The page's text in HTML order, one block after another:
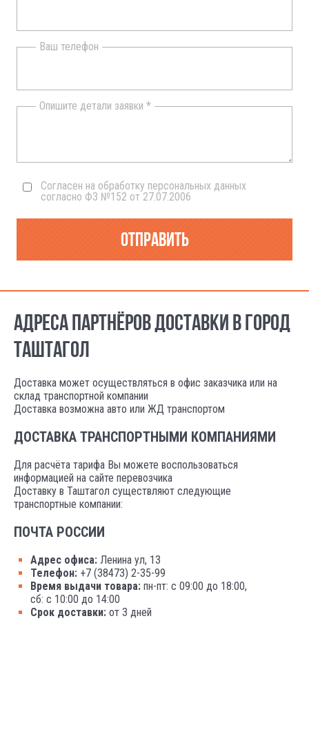
Ваш телефон
Опишите детали заявки *
Согласен на обработку персональных данных
согласно ФЗ №152 от 27.07.2006
Отправить
АДРЕСА ПАРТНЁРОВ ДОСТАВКИ В ГОРОД
ТАШТАГОЛ
Доставка может осуществляться в офис заказчика или на
склад транспортной компании
Доставка возможна авто или ЖД транспортом
ДОСТАВКА ТРАНСПОРТНЫМИ КОМПАНИЯМИ
Для расчёта тарифа Вы можете воспользоваться
информацией на сайте перевозчика
Доставку в Таштагол существляют следующие
транспортные компании:
ПОЧТА РОССИИ
Адрес офиса: Ленина ул, 13
Телефон: +7 (38473) 2-35-99
Время выдачи товара: пн-пт: с 09:00 до 18:00,
сб: с 10:00 до 14:00
Срок доставки: от 3 дней